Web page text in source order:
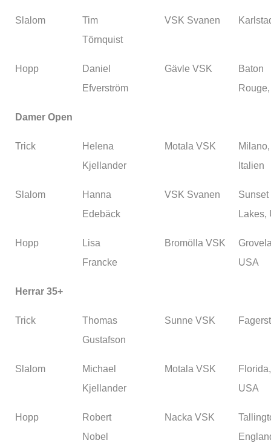
Slalom
Tim
Törnquist
VSK Svanen
Hopp
Daniel
Efverström
Gävle VSK
Baton
Damer Open
Trick
Helena
Kjellander
Motala VSK
Milano,
Italien
Slalom
Hanna
Edebäck
VSK Svanen
Sunset
Lakes,
Hopp
Lisa
Francke
Bromölla VSK
USA
Herrar 35+
Trick
Thomas
Gustafson
Sunne VSK
Slalom
Michael
Kjellander
Motala VSK
Florida,
USA
Hopp
Robert
Nobel
Nacka VSK